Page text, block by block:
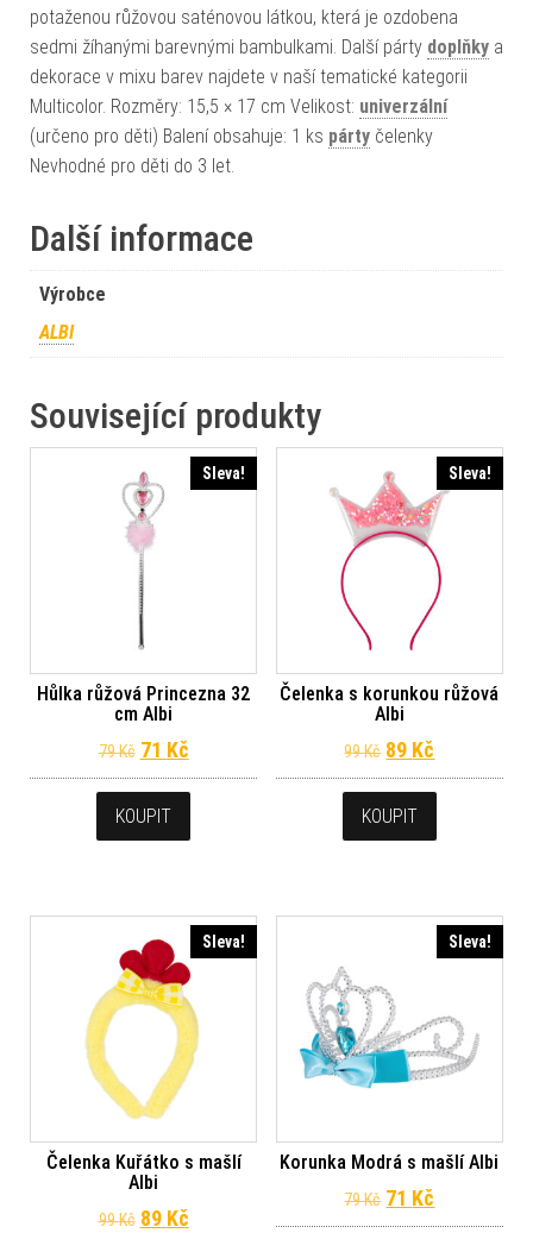
potaženou růžovou saténovou látkou, která je ozdobena
sedmi žíhanými barevnými bambulkami. Další párty doplňky a
dekorace v mixu barev najdete v naší tematické kategorii
Multicolor. Rozměry: 15,5 × 17 cm Velikost: univerzální
(určeno pro děti) Balení obsahuje: 1 ks párty čelenky
Nevhodné pro děti do 3 let.
Další informace
Výrobce
ALBI
Související produkty
Sleva!
Hůlka růžová Princezna 32
cm Albi
79Kč Původní cena byla: 79 Kč.
71 KčAktuální cena je: 71 Kč.
KOUPIT
Sleva!
Čelenka s korunkou růžová
Albi
99Kč Původní cena
89 Kč
KOUPIT
Sleva!
Čelenka Kuřátko s mašlí
Albi
99Kč Původní cena byla: 99 Kč.
89 KčAktuální cena je: 89 Kč.
Sleva!
Korunka Modrá s mašlí Albi
79Kč Původní cena
71 Kč